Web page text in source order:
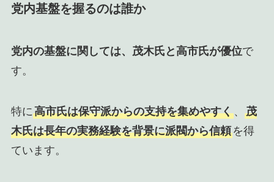
党内基盤を握るのは誰か
党内の基盤に関しては、茂木氏と高市氏が優位で
す。
特に高市氏は保守派からの支持を集めやすく、 茂
木氏は長年の実務経験を背景に派閥から信頼を得
ています。